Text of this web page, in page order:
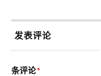
发表评论
条评论*